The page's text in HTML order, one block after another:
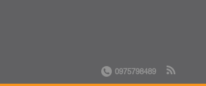
0975798489